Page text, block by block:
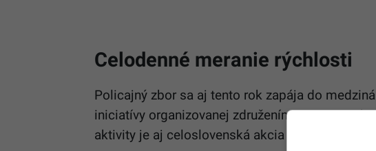
Celodenné meranie rýchlosti
Policajný zbor sa aj tento rok zapája do
iniciatívy organizovanej združením ROADPOL,
aktivity je aj celoslovenská akcia